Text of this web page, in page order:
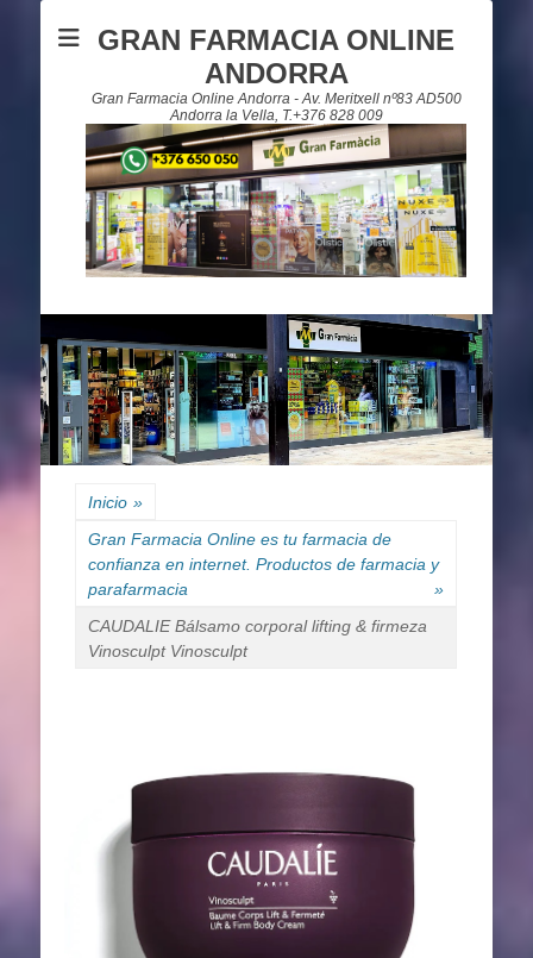
GRAN FARMACIA ONLINE
ANDORRA
Gran Farmacia Online Andorra - Av. Meritxell nº83 AD500
Andorra la Vella, T.+376 828 009
Inicio »
Gran Farmacia Online es tu farmacia de
confianza en internet. Productos de farmacia y
parafarmacia
»
CAUDALIE Bálsamo corporal lifting & firmeza
Vinosculpt Vinosculpt